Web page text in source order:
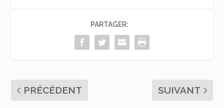
PARTAGER:
PRÉCÉDENT SUIVANT